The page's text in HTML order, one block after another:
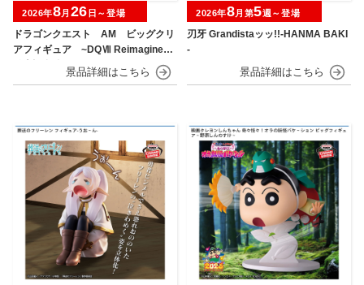
ドラゴンクエスト AM ビッグクリ
アフィギュア ~DQⅦ Reimagined
発売記念編~
2026年8月 26 日～登場
刃牙 Grandistaッッ!!-HANMA BAKI
-
2026年8月第5週～登場